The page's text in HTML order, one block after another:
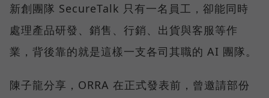
新創團隊 SecureTalk 只有一名員工，卻能同時
處理產品研發、銷售、行銷、出貨與客服等作
業，背後靠的就是這樣一支各司其職的 AI 團隊。
陳子龍分享，ORRA 在正式發表前，曾邀請部份